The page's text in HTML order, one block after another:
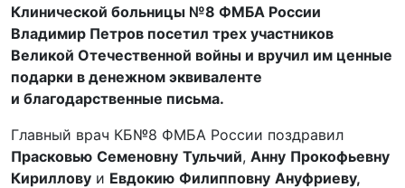
Клинической больницы №8 ФМБА России
Владимир Петров посетил трех участников
Великой Отечественной войны и вручил им ценные
подарки в денежном эквиваленте
и благодарственные письма.
Главный врач КБ№8 ФМБА России поздравил
Прасковью Семеновну Тульчий, Анну Прокофьевну
Кириллову и Евдокию Филипповну Ануфриеву,